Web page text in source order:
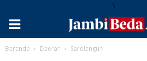
\
Beranda Daerah Sarolangun